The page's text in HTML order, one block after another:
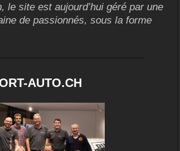
le site est aujourd’hui géré par une
de passionnés, sous la forme
AUTO.CH